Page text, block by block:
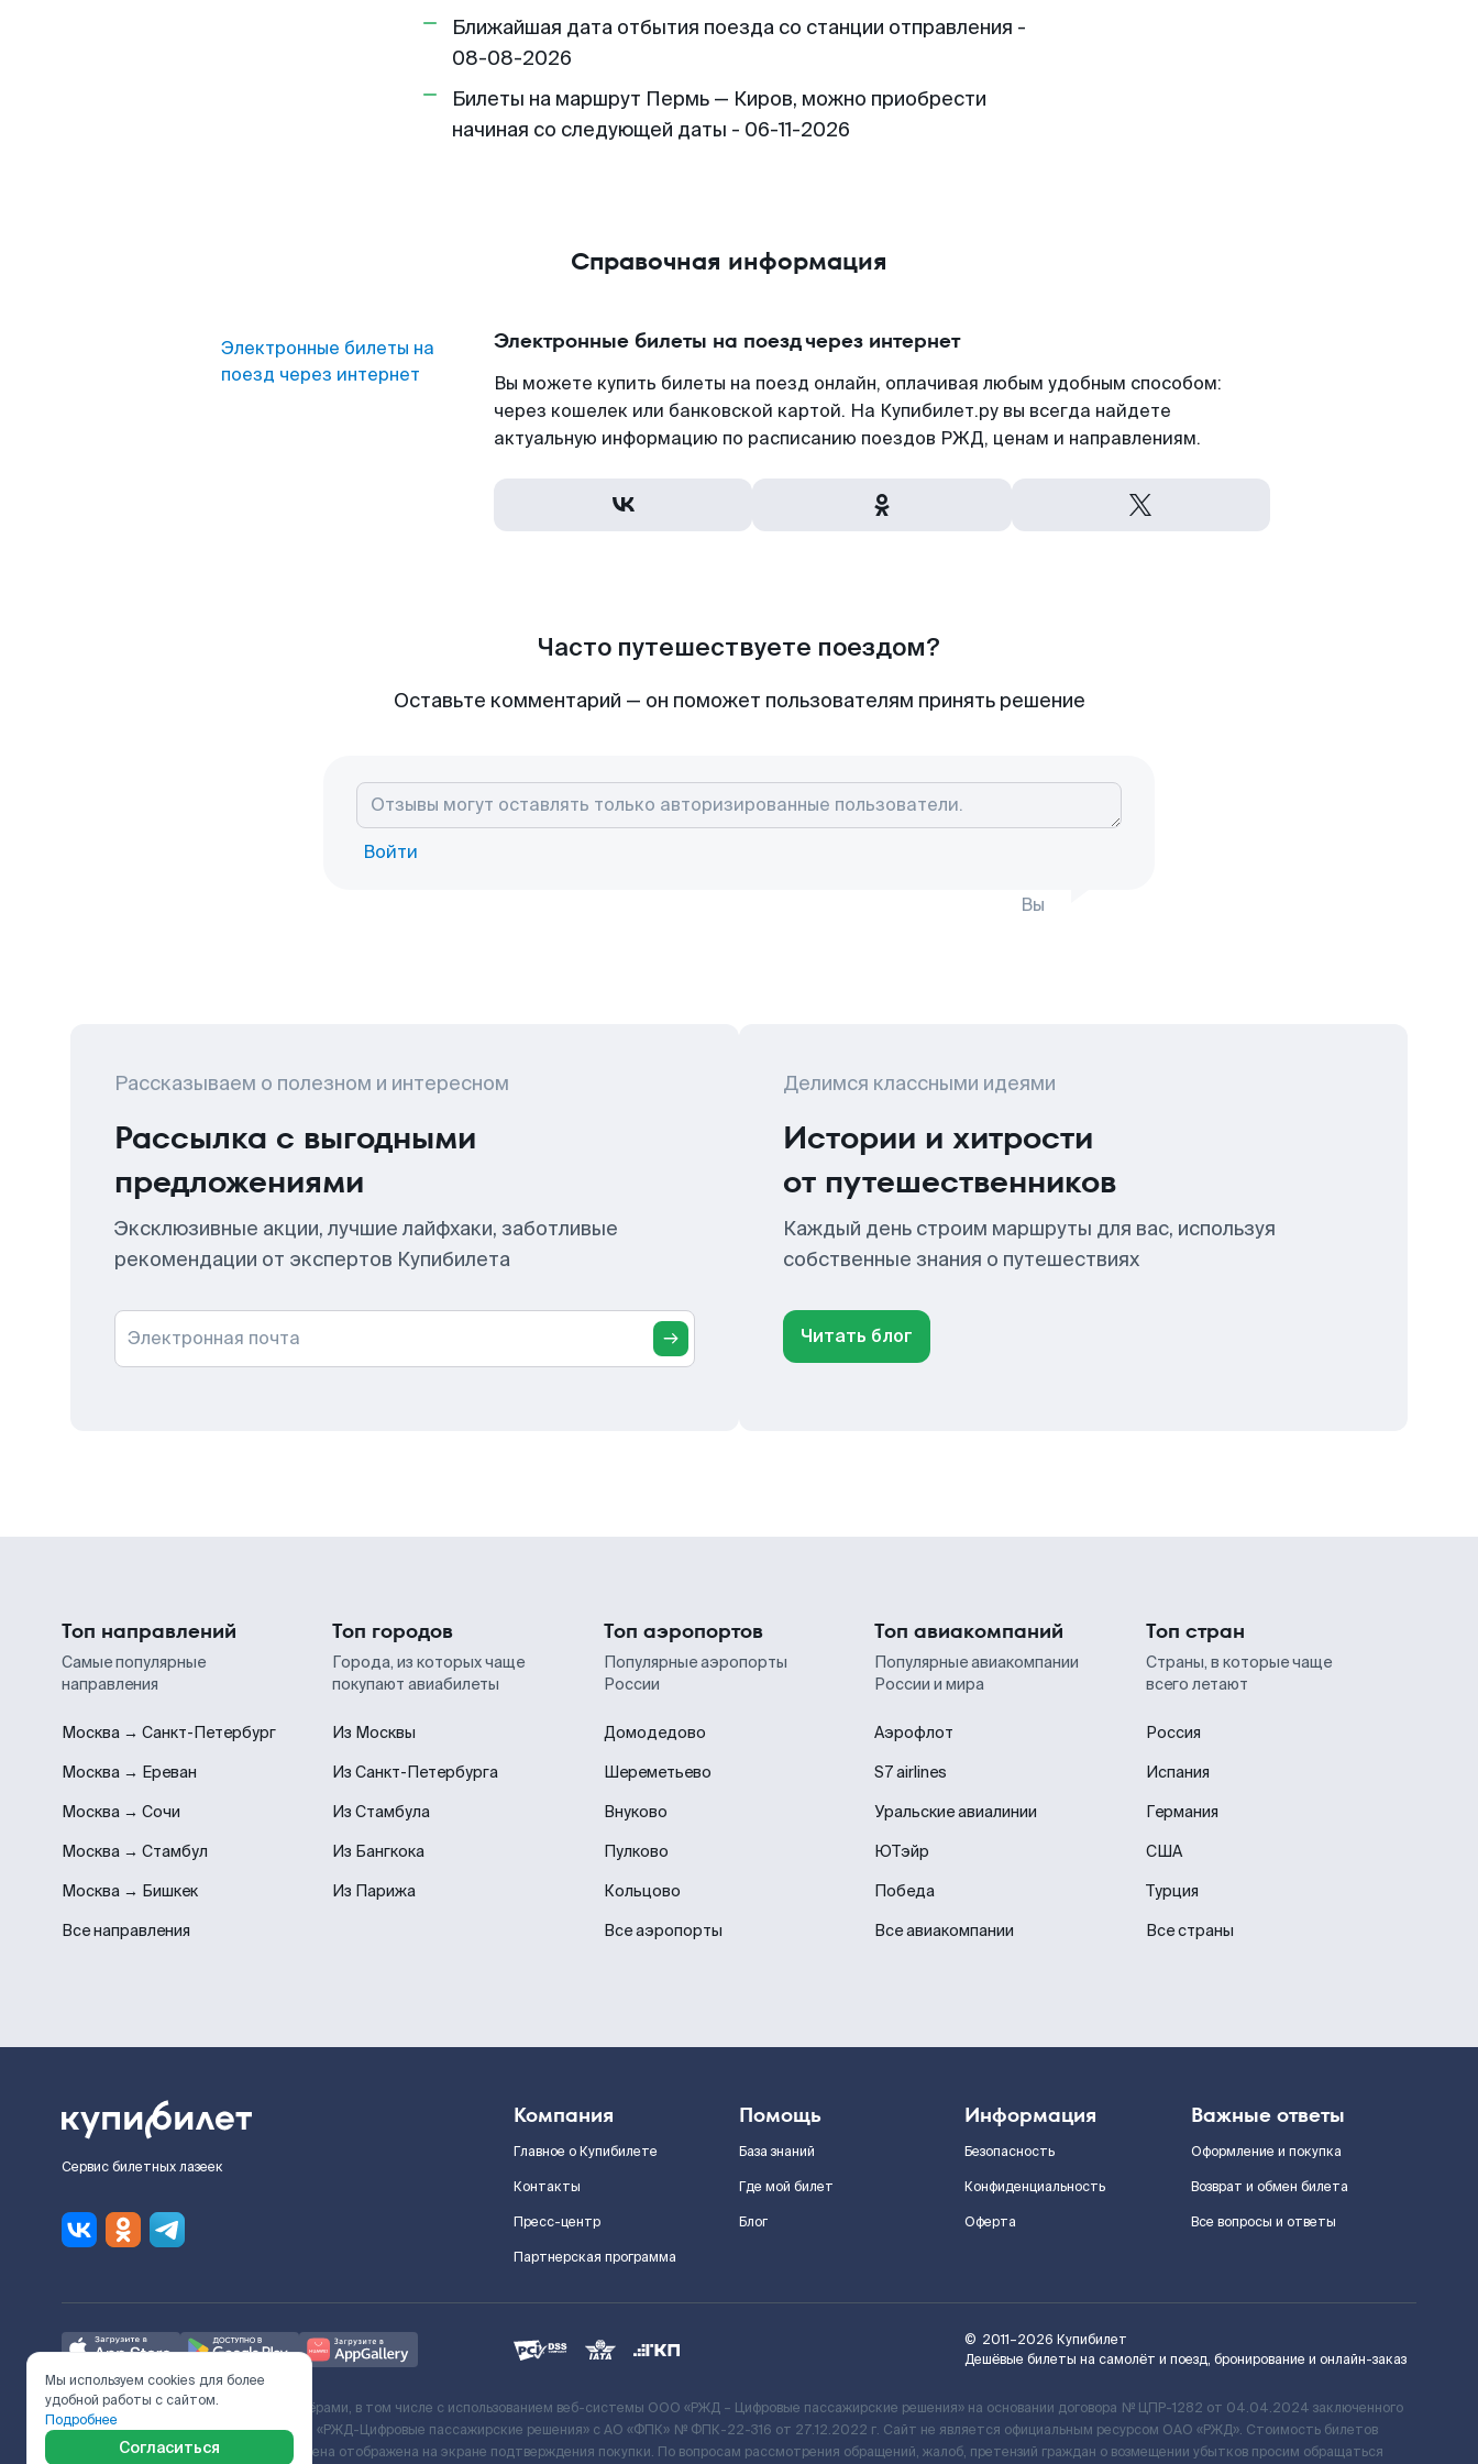
Ближайшая дата отбытия поезда со станции отправления -
08-08-2026
Билеты на маршрут Пермь — Киров, можно приобрести
начиная со следующей даты - 06-11-2026
Справочная информация
Электронные билеты на
поезд через интернет
Электронные билеты на поезд через интернет
Вы можете купить билеты на поезд онлайн, оплачивая любым удобным способом:
через кошелек или банковской картой. На Купибилет.ру вы всегда найдете
актуальную информацию по расписанию поездов РЖД, ценам и направлениям.
Часто путешествуете поездом?
Оставьте комментарий — он поможет пользователям принять решение
Войти
Вы
Рассказываем о полезном и интересном
Рассылка с выгодными
предложениями
Эксклюзивные акции, лучшие лайфхаки, заботливые
рекомендации от экспертов Купибилета
Электронная почта
Делимся классными идеями
Истории и хитрости
от путешественников
Каждый день строим маршруты для вас, используя
собственные знания о путешествиях
Читать блог
Топ направлений
Самые популярные
направления
Москва → Санкт-Петербург
Москва → Ереван
Москва → Сочи
Москва → Стамбул
Москва → Бишкек
Все направления
Топ городов
Города, из которых чаще
покупают авиабилеты
Из Москвы
Из Санкт-Петербурга
Из Стамбула
Из Бангкока
Из Парижа
Топ аэропортов
Популярные аэропорты
России
Домодедово
Шереметьево
Внуково
Пулково
Кольцово
Все аэропорты
Топ авиакомпаний
Популярные авиакомпании
России и мира
Аэрофлот
S7 airlines
Уральские авиалинии
ЮТэйр
Победа
Все авиакомпании
Топ стран
Страны, в которые чаще
всего летают
Россия
Испания
Германия
США
Турция
Все страны
Сервис билетных лазеек
Компания
Главное о Купибилете
Контакты
Пресс-центр
Партнерская программа
Помощь
База знаний
Где мой билет
Блог
Информация
Безопасность
Конфиденциальность
Оферта
Важные ответы
Оформление и покупка
Возврат и обмен билета
Все вопросы и ответы
© 2011–2026 Купибилет
Дешёвые билеты на самолёт и поезд, бронирование и онлайн-заказ
Ж/Д билеты предоставляются партнёрами, в том числе с использованием веб-системы ООО «РЖД – Цифровые пассажирские решения» на основании договора № ЦПР-1282 от 04.04.2024 заключенного
с Поставщиком услуг и Договора ООО «РЖД-Цифровые пассажирские решения» c АО «ФПК» № ФПК-22-316 от 27.12.2022 г. Сайт не является официальным ресурсом ОАО «РЖД». Стоимость билетов
включает сервисный сбор. Итоговая цена отображена на экране подтверждения покупки. По вопросам рассмотрения обращений, жалоб, претензий граждан о возмещении убытков просим обращаться
Мы используем cookies для более
удобной работы с сайтом.
Подробнее
Согласиться